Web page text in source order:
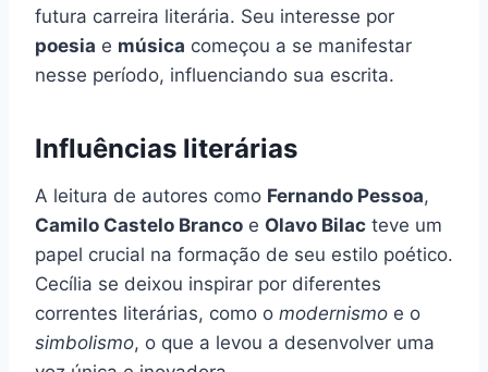
futura carreira literária. Seu interesse por
poesia e música começou a se manifestar
nesse período, influenciando sua escrita.
Influências literárias
A leitura de autores como Fernando Pessoa,
Camilo Castelo Branco e Olavo Bilac teve um
papel crucial na formação de seu estilo poético.
Cecília se deixou inspirar por diferentes
correntes literárias, como o modernismo e o
simbolismo, o que a levou a desenvolver uma